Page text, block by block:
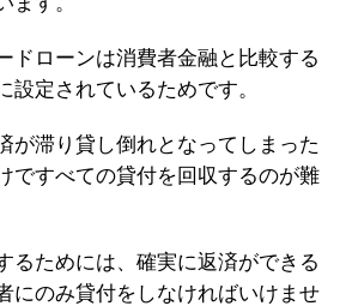
ドローンは消費者金融と比較する
設定されているためです。
が滞り貸し倒れとなってしまった
ですべての貸付を回収するのが難
るためには、確実に返済ができる
にのみ貸付をしなければいけませ